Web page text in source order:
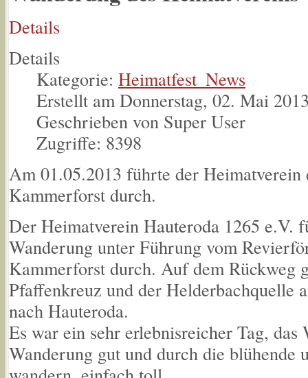
Details
Details
Kategorie: Heimatfest_News
Erstellt am Donnerstag, 02. Mai
Geschrieben von Super User
Zugriffe: 8398
Am 01.05.2013 führte der Heimatverein
Kammerforst durch.
Der Heimatverein Hauteroda 1265 e.V.
Wanderung unter Führung vom
Kammerforst durch. Auf dem Rückweg
Pfaffenkreuz und der Helderbachquelle
nach Hauteroda.
Es war ein sehr erlebnisreicher Tag,
Wanderung gut und durch die blühende